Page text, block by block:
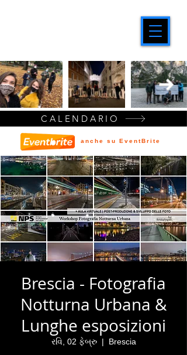
Brescia - Fotografia
Notturna Urbana &
Lunghe esposizioni
રવિ, 02 ફેબ્રુ
  |
Brescia
CALENDARIO
anche su EventBrite